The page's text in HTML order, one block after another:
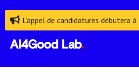
L’appel de candidatures débutera